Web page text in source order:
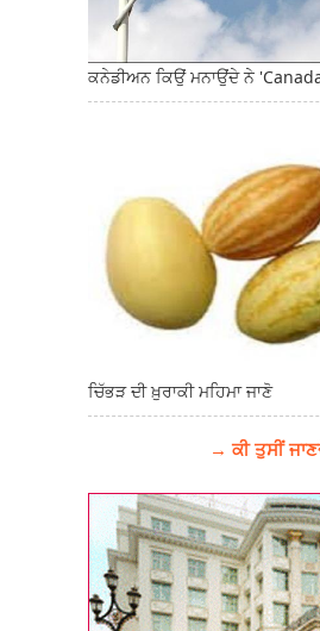
ਕਨੇਡੀਅਨ ਕਿਉਂ ਮਨਾਉਂਦੇ ਨੇ
ਚਿੱਭੜ ਦੀ ਖ਼ੁਰਾਕੀ ਮਹਿਮਾ ਜਾਣੋ
→ ਕੀ ਤੁਸੀਂ